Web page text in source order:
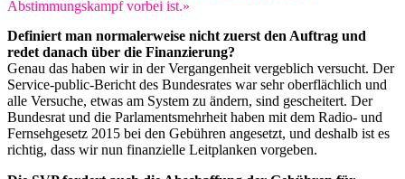
Abstimmungskampf vorbei ist.»
Definiert man normalerweise nicht zuerst den Auftrag und
redet danach über die Finanzierung?
Genau das haben wir in der Vergangenheit vergeblich versucht. Der
Service-public-Bericht des Bundesrates war sehr oberflächlich und
alle Versuche, etwas am System zu ändern, sind gescheitert. Der
Bundesrat und die Parlamentsmehrheit haben mit dem Radio- und
Fernsehgesetz 2015 bei den Gebühren angesetzt, und deshalb ist es
richtig, dass wir nun finanzielle Leitplanken vorgeben.